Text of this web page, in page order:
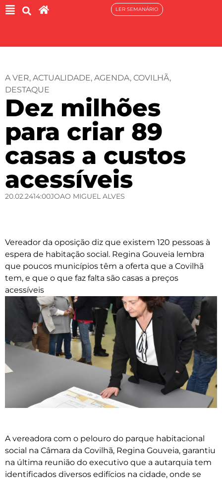
LER SEMANÁRIO
A VER, ACTUALIDADE, AGENDA, COVILHÃ,
DESTAQUE
Dez milhões
para criar 89
casas a custos
acessíveis
20.02.2414:00JOAO MIGUEL ALVES
Vereador da oposição diz que existem 120 pessoas à
espera de habitação social. Regina Gouveia lembra
que poucos municípios têm a oferta que a Covilhã
tem, e que o que faz falta são casas a preços
acessíveis
A vereadora com o pelouro do parque habitacional
social na Câmara da Covilhã, Regina Gouveia, garantiu
na última reunião do executivo que a autarquia tem
identificados diversos edifícios na cidade, onde se